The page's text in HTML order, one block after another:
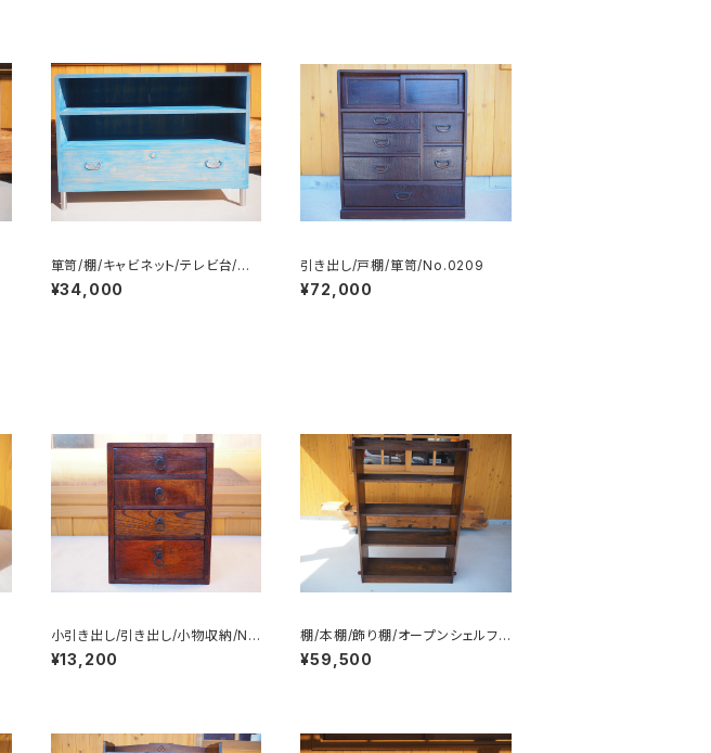
箪笥/棚/キャビネット/テレビ台/チ
ェスト/サイドボード/No.0236-2
¥34,000
引き出し/戸棚/箪笥/No.0209
¥72,000
小引き出し/引き出し/小物収納/N
o.0262
¥13,200
棚/本棚/飾り棚/オープンシェルフ/
No.0337
¥59,500